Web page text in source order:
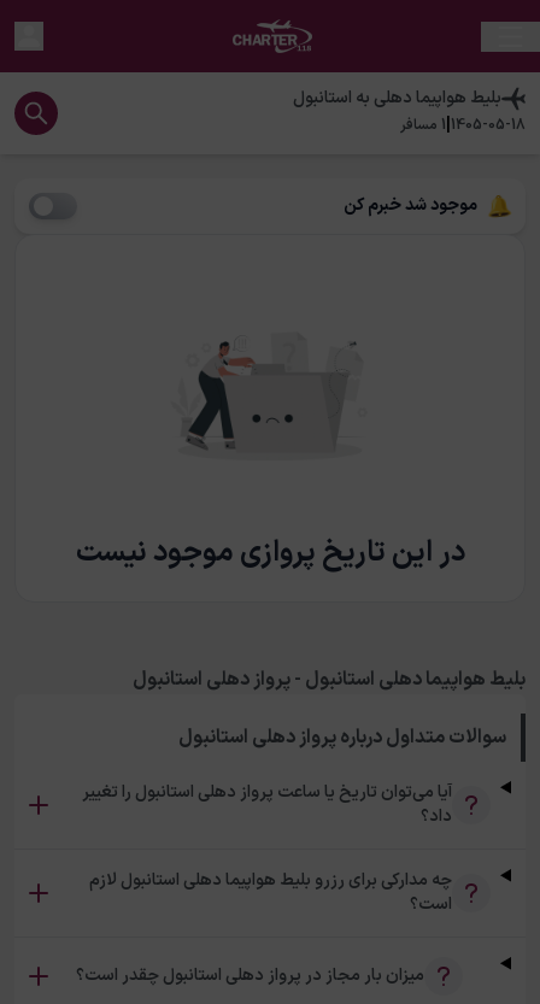
بلیط هواپیمادهلی به استانبول
1405-05-18
|
1 مسافر
موجود شد خبرم کن
در این تاریخ پروازی موجود نیست
بلیط هواپیما دهلی استانبول - پرواز دهلی استانبول
سوالات متداول دربارهپرواز دهلی استانبول
آیا می‌توان تاریخ یا ساعت پرواز دهلی استانبول را تغییر
داد؟
چه مدارکی برای رزرو بلیط هواپیما دهلی استانبول لازم
است؟
میزان بار مجاز در پرواز دهلی استانبول چقدر است؟